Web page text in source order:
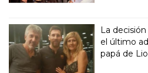
La
el último
papá de